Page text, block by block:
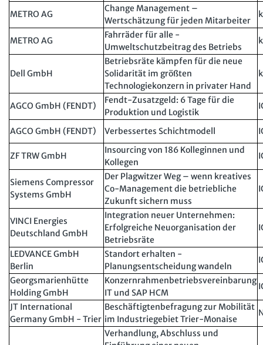
METRO AG
Change Management –
Wertschätzung für jeden Mitarbeiter
METRO AG
Fahrräder für alle -
Umweltschutzbeitrag des Betriebs
Dell GmbH
Betriebsräte kämpfen für die neue
Solidarität im größten
Technologiekonzern in privater Hand
AGCO GmbH (FENDT)
Fendt-Zusatzgeld: 6 Tage für die
Produktion und Logistik
AGCO GmbH (FENDT) Verbessertes Schichtmodell
ZF TRW GmbH
Insourcing von 186 Kolleginnen und
Kollegen
Siemens Compressor
Systems GmbH
Der Plagwitzer Weg – wenn kreatives
Co-Management die betriebliche
Zukunft sichern muss
VINCI Energies
Deutschland GmbH
Integration neuer Unternehmen:
Erfolgreiche Neuorganisation der
Betriebsräte
LEDVANCE GmbH
Berlin
Standort erhalten -
Planungsentscheidung wandeln
Georgsmarienhütte
Holding GmbH
Konzernrahmenbetriebsvereinbarung
IT und SAP HCM
JT International
Germany GmbH - Trier
Beschäftigtenbefragung zur Mobilität
im Industriegebiet Trier-Monaise
Verhandlung, Abschluss und